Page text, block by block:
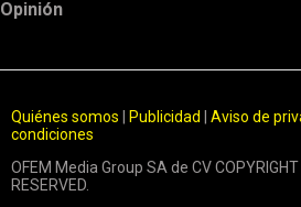
Opinión
Quiénes somos Publicidad Aviso de
condiciones
OFEM Media Group SA de CV
RESERVED.